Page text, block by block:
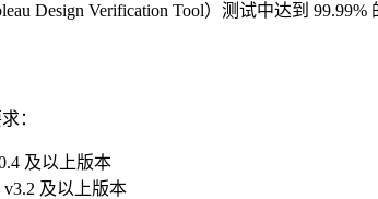
Design Verification Tool）测试中达到
：
及以上版本
v3.2 及以上版本